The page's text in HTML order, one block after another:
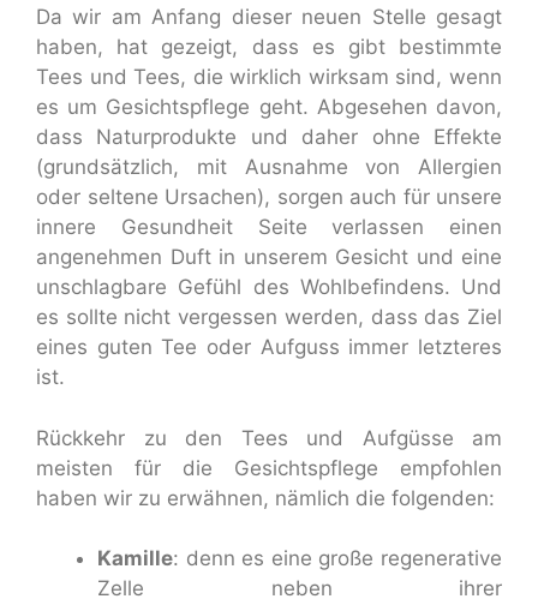
Da wir am Anfang dieser neuen Stelle gesagt
haben, hat gezeigt, dass es gibt bestimmte
Tees und Tees, die wirklich wirksam sind, wenn
es um Gesichtspflege geht. Abgesehen davon,
dass Naturprodukte und daher ohne Effekte
(grundsätzlich, mit Ausnahme von Allergien
oder seltene Ursachen), sorgen auch für unsere
innere Gesundheit Seite verlassen einen
angenehmen Duft in unserem Gesicht und eine
unschlagbare Gefühl des Wohlbefindens. Und
es sollte nicht vergessen werden, dass das Ziel
eines guten Tee oder Aufguss immer letzteres
ist.
Rückkehr zu den Tees und Aufgüsse am
meisten für die Gesichtspflege empfohlen
haben wir zu erwähnen, nämlich die folgenden:
Kamille: denn es eine große regenerative
Zelle neben ihrer